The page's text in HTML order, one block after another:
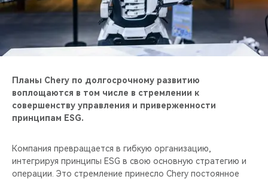
Планы Chery по долгосрочному развитию
воплощаются в том числе в стремлении к
совершенству управления и приверженности
принципам ESG.
Компания превращается в гибкую организацию,
интегрируя принципы ESG в свою основную стратегию и
операции. Это стремление принесло Chery постоянное